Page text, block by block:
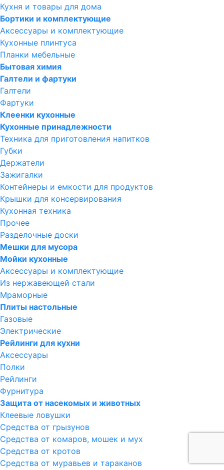
Кухня и товары для дома
Бортики и комплектующие
Аксессуары и комплектующие
Кухонные плинтуса
Планки мебельные
Бытовая химия
Галтели и фартуки
Галтели
Фартуки
Клеенки кухонные
Кухонные принадлежности
Техника для приготовления напитков
Губки
Держатели
Зажигалки
Контейнеры и емкости для продуктов
Крышки для консервирования
Кухонная техника
Прочее
Разделочные доски
Мешки для мусора
Мойки кухонные
Аксессуары и комплектующие
Из нержавеющей стали
Мраморные
Плиты настольные
Газовые
Электрические
Рейлинги для кухни
Аксессуары
Полки
Рейлинги
Фурнитура
Защита от насекомых и животных
Клеевые ловушки
Средства от грызунов
Средства от комаров, мошек и мух
Средства от кротов
Средства от муравьев и тараканов